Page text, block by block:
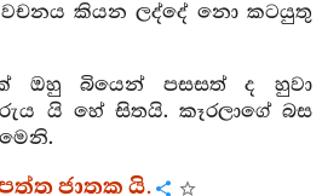
කියන ලද්දේ නො කටයුතු
ඔහු බියෙන් පසසත් ද හුවා
යි හේ සිතයි. කෑරලාගේ බස
ජාතක යි.